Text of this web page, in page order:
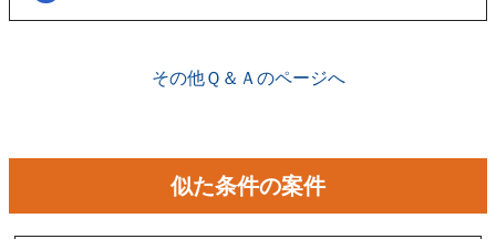
その他Ｑ＆Ａのページへ
似た条件の案件